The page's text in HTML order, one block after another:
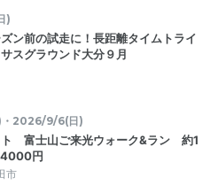
)
ン前の試走に！長距離タイムトライ
スグラウンド大分９月
2026/9/6(日)
ト 富士山ご来光ウォーク&ラン 約1
円
市